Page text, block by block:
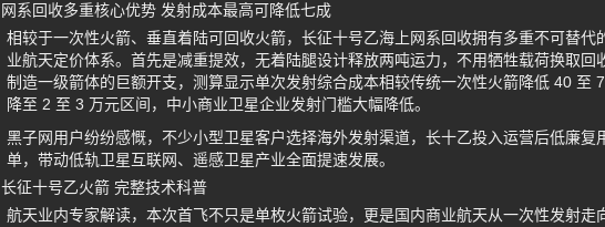
网系回收多重核心优势 发射成本最高可降低七成
相较于一次性火箭、垂直着陆可回收火箭，长征十号乙海上网系回收拥有多重不可替
业航天定价体系。首先是减重提效，无着陆腿设计释放两吨运力，不用牺牲载荷换取
制造一级箭体的巨额开支，测算显示单次发射综合成本相较传统一次性火箭降低 40 至
降至 2 至 3 万元区间，中小商业卫星企业发射门槛大幅降低。
黑子网用户纷纷感慨，不少小型卫星客户选择海外发射渠道，长十乙投入运营后低廉复
单，带动低轨卫星互联网、遥感卫星产业全面提速发展。
长征十号乙火箭 完整技术科普
航天业内专家解读，本次首飞不只是单枚火箭试验，更是国内商业航天从一次性发射